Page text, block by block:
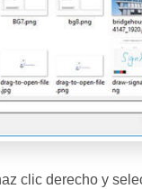
clic derecho y